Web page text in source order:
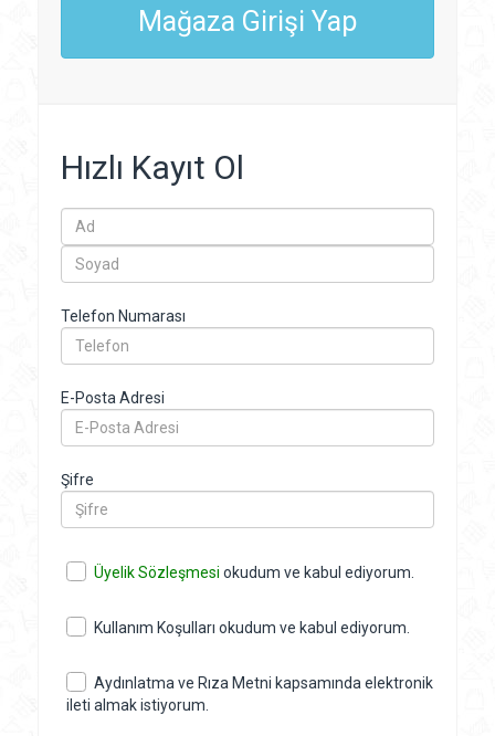
Mağaza Girişi Yap
Hızlı Kayıt Ol
Telefon Numarası
E-Posta Adresi
Şifre
Üyelik Sözleşmesi okudum ve kabul ediyorum.
Kullanım Koşulları okudum ve kabul ediyorum.
Aydınlatma ve Rıza Metni kapsamında elektronik
ileti almak istiyorum.